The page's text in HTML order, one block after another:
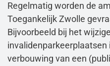
Regelmatig worden de
Toegankelijk Zwolle
Bijvoorbeeld bij het
invalidenparkeerplaatsen
verbouwing van een